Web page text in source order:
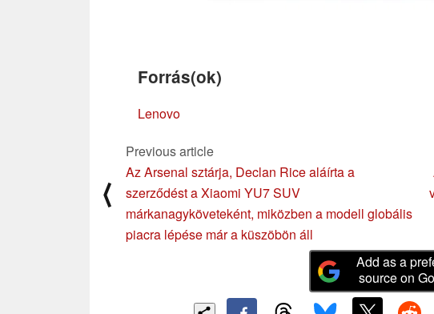
Forrás(ok)
Lenovo
⟨
Previous article
Az Arsenal sztárja, Declan Rice aláírta a
szerződést a Xiaomi YU7 SUV
márkanagyköveteként, miközben a modell globális
piacra lépése már a küszöbön áll
Add as a
source on